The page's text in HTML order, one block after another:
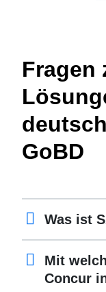
Fragen
GoBD
Was ist
Mit
Concur